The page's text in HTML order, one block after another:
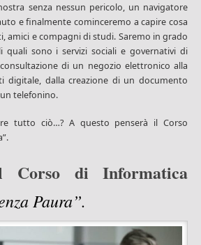
senza nessun pericolo, un navigatore
e finalmente cominceremo a capire cosa
amici e compagni di studi. Saremo in grado
quali sono i servizi sociali e governativi di
di un negozio elettronico alla
digitale, dalla creazione di un documento
telefonino.
tutto ciò…? A questo penserà il Corso
Corso di Informatica
Paura”.